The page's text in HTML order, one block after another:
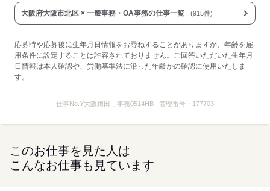
大阪府大阪市北区 × 一般事務・OA事務の仕事一覧 (915件)
応募時や応募後に生年月日情報をお尋ねすることがありますが、年齢を雇
用条件に設定することは許容されておりません。ご回答いただいた生年月
日情報は本人確認や、労働基準法に沿った年齢かの確認に使用いたしま
す。
仕事No. Y大阪梅田＿事務0514HB 管理番号： 177703
このお仕事を見た人は
こんなお仕事も見ています